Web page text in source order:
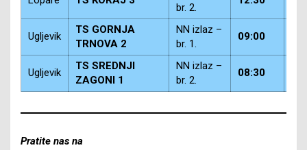
br. 2.
Ugljevik
TS GORNJA
TRNOVA 2
NN izlaz –
br. 1.
09:00
Ugljevik
TS SREDNJI
ZAGONI 1
NN izlaz –
br. 2.
08:30
Pratite nas na